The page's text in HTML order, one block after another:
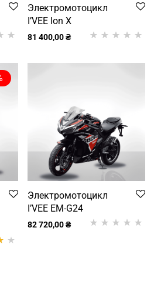
Электромотоцикл
I’VEE Ion X
81 400,00₴
5 на основі
Электромотоцикл
I’VEE EM-G24
82 720,00₴